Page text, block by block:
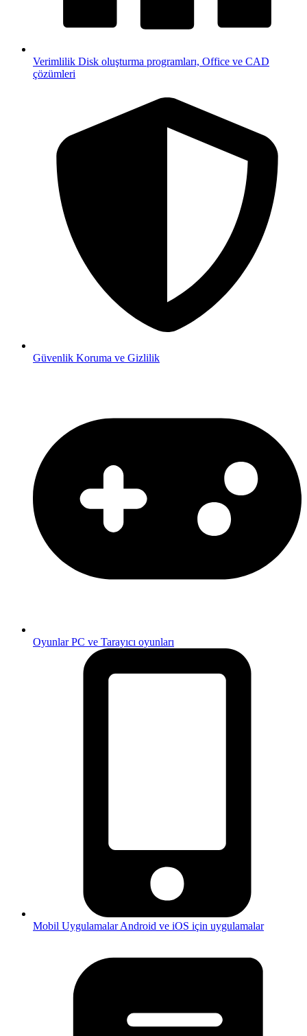
Verimlilik Disk oluşturma programları, Office ve CAD
çözümleri
Güvenlik Koruma ve Gizlilik
OyunlarPC ve Tarayıcı oyunları
Mobil UygulamalarAndroid ve iOS için uygulamalar